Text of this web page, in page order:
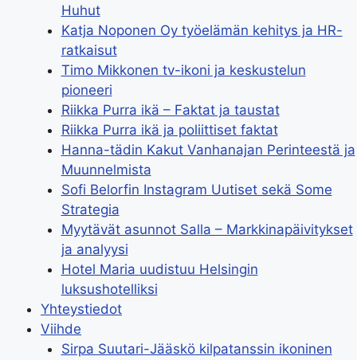
Huhut
Katja Noponen Oy työelämän kehitys ja HR-
ratkaisut
Timo Mikkonen tv-ikoni ja keskustelun
pioneeri
Riikka Purra ikä – Faktat ja taustat
Riikka Purra ikä ja poliittiset faktat
Hanna-tädin Kakut Vanhanajan Perinteestä ja
Muunnelmista
Sofi Belorfin Instagram Uutiset sekä Some
Strategia
Myytävät asunnot Salla – Markkinapäivitykset
ja analyysi
Hotel Maria uudistuu Helsingin
luksushotelliksi
Yhteystiedot
Viihde
Sirpa Suutari-Jääskö kilpatanssin ikoninen